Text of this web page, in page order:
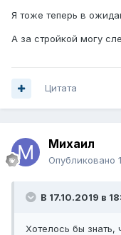
Я тоже теперь в
А за стройкой могу
Цитата
Михаил
Опубликовано
В 17.10.2019 в
Хотелось бы знать,